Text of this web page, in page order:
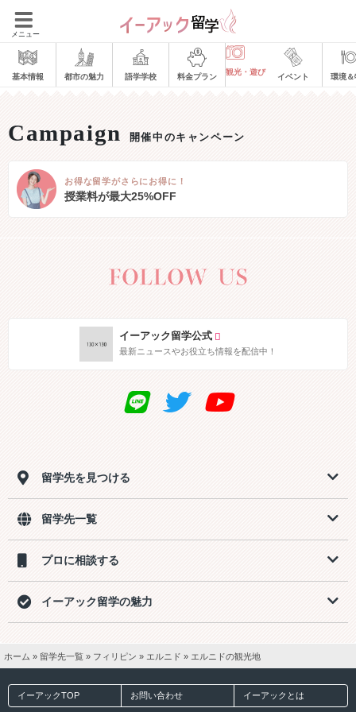
メニュー
基本情報 都市の魅力 語学学校 料金プラン
観光・遊び
イベント 環境＆
開催中のキャンペーン
お得な留学がさらにお得に！
授業料が最大25%OFF
イーアック留学公式
最新ニュースやお役立ち情報を配信中！
留学先を見つける
留学先一覧
プロに相談する
イーアック留学の魅力
ホーム » 留学先一覧 » フィリピン » エルニド » エルニドの観光地
イーアックTOP お問い合わせ イーアックとは